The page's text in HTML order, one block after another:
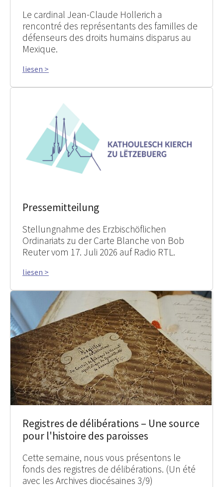
Le cardinal Jean-Claude Hollerich a
rencontré des représentants des familles de
défenseurs des droits humains disparus au
Mexique.
liesen >
Pressemitteilung
Stellungnahme des Erzbischöflichen
Ordinariats zu der Carte Blanche von Bob
Reuter vom 17. Juli 2026 auf Radio RTL.
liesen >
Registres de délibérations – Une source
pour l'histoire des paroisses
Cette semaine, nous vous présentons le
fonds des registres de délibérations. (Un été
avec les Archives diocésaines 3/9)